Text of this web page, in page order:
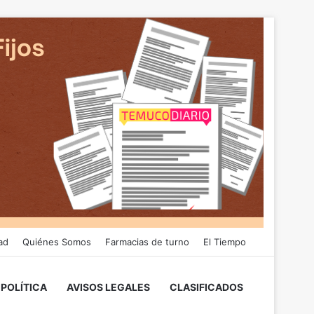
Quiénes Somos Farmacias de turno El Tiempo
POLÍTICA AVISOS LEGALES CLASIFICADOS